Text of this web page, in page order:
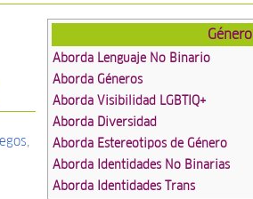
Género
Aborda Lenguaje No Binario
Aborda Géneros
Aborda Visibilidad LGBTIQ+
Aborda Diversidad
Aborda Estereotipos de Género
Aborda Identidades No Binarias
Aborda Identidades Trans
,